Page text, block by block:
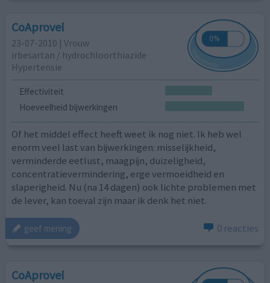
CoAprovel
23-07-2010 | Vrouw
irbesartan / hydrochloorthiazide
Hypertensie
Effectiviteit
Hoeveelheid bijwerkingen
Of het middel effect heeft weet ik nog niet. Ik heb wel
enorm veel last van bijwerkingen: misselijkheid,
verminderde eetlust, maagpijn, duizeligheid,
concentratievermindering, erge vermoeidheid en
slaperigheid. Nu (na 14 dagen) ook lichte problemen met
de lever, kan toeval zijn maar ik denk het niet.
geef mening 0 reacties
CoAprovel